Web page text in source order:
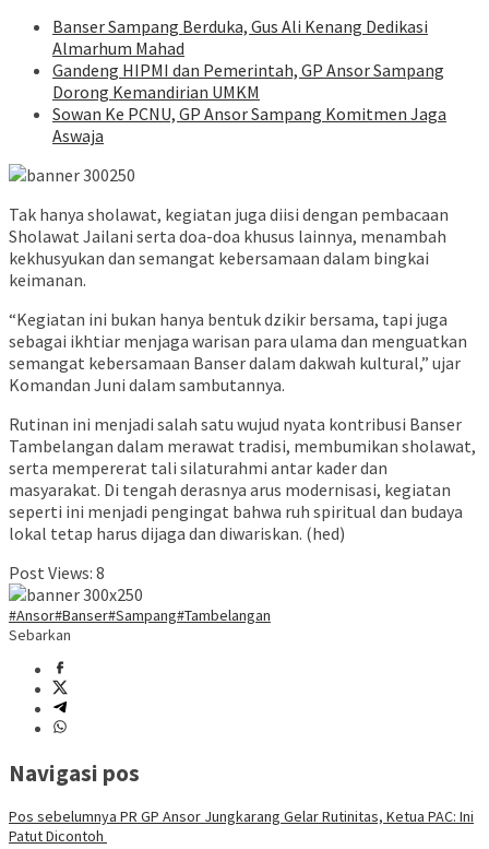
Banser Sampang Berduka, Gus Ali Kenang Dedikasi
Almarhum Mahad
Gandeng HIPMI dan Pemerintah, GP Ansor Sampang
Dorong Kemandirian UMKM
Sowan Ke PCNU, GP Ansor Sampang Komitmen Jaga
Aswaja
Tak hanya sholawat, kegiatan juga diisi dengan pembacaan
Sholawat Jailani serta doa-doa khusus lainnya, menambah
kekhusyukan dan semangat kebersamaan dalam bingkai
keimanan.
“Kegiatan ini bukan hanya bentuk dzikir bersama, tapi juga
sebagai ikhtiar menjaga warisan para ulama dan menguatkan
semangat kebersamaan Banser dalam dakwah kultural,” ujar
Komandan Juni dalam sambutannya.
Rutinan ini menjadi salah satu wujud nyata kontribusi Banser
Tambelangan dalam merawat tradisi, membumikan sholawat,
serta mempererat tali silaturahmi antar kader dan
masyarakat. Di tengah derasnya arus modernisasi, kegiatan
seperti ini menjadi pengingat bahwa ruh spiritual dan budaya
lokal tetap harus dijaga dan diwariskan. (hed)
Post Views: 8
#Ansor#Banser#Sampang#Tambelangan
Sebarkan
Navigasi pos
Pos sebelumnya PR GP Ansor Jungkarang Gelar Rutinitas, Ketua PAC: Ini
Patut Dicontoh